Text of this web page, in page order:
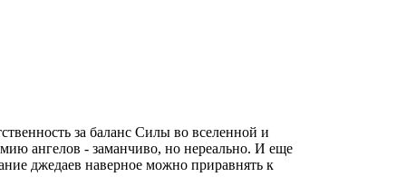
за баланс Силы во вселенной и
ангелов - заманчиво, но нереально. И еще
джедаев наверное можно приравнять к